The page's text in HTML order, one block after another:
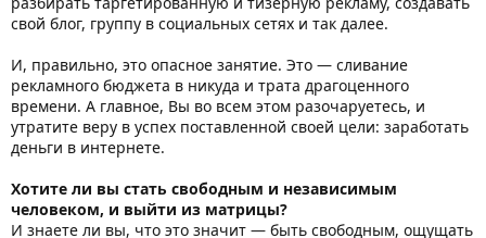
свой блог, группу в социальных сетях и так далее.
И, правильно, это опасное занятие. Это — сливание
рекламного бюджета в никуда и трата драгоценного
времени. А главное, Вы во всем этом разочаруетесь, и
утратите веру в успех поставленной своей цели: заработать
деньги в интернете.
Хотите ли вы стать свободным и независимым
человеком, и выйти из матрицы?
И знаете ли вы, что это значит — быть свободным, ощущать